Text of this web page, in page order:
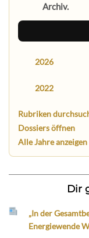
Archiv.
2026
2022
Rubriken
Dossiers öffnen
Alle Jahre anzeigen
Dir
„In der
Energiewende